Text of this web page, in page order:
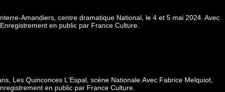
Amandiers, centre dramatique National, le 4 et 5 mai 2024. Avec
en public par France Culture.
Les Quinconces L'Espal, scène Nationale.Avec Fabrice Melquiot,
en public par France Culture.